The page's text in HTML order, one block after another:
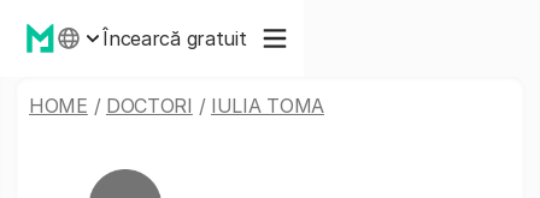
Încearcă gratuit
HOME / DOCTORI / IULIA TOMA